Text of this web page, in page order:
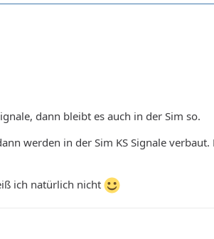
dann bleibt es auch in der Sim so.
werden in der Sim KS Signale
ich natürlich nicht